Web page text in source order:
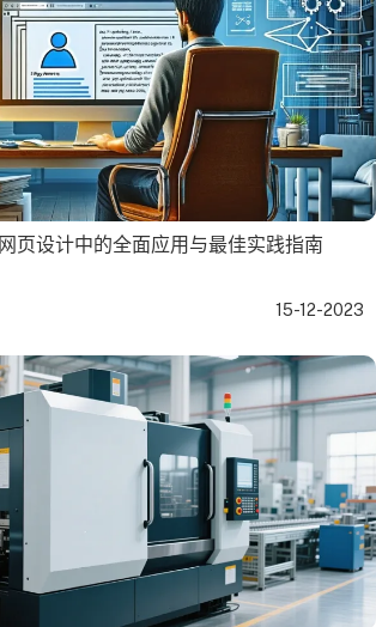
页设计中的全面应用与最佳实践指南
15-12-2023